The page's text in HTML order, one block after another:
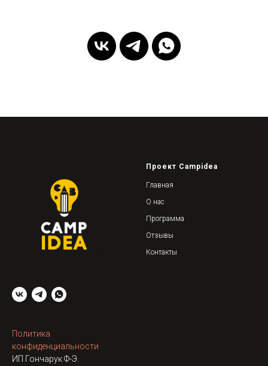
Политика
конфиденциальности
ИП Гончарук Ф-Э.
Проект Campidea
Главная
О нас
Программа
Отзывы
Контакты